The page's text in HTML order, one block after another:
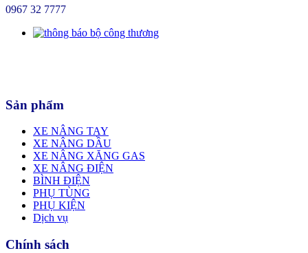
0967 32 7777
Sản phẩm
XE NÂNG TAY
XE NÂNG DẦU
XE NÂNG XĂNG GAS
XE NÂNG ĐIỆN
BÌNH ĐIỆN
PHỤ TÙNG
PHỤ KIỆN
Dịch vụ
Chính sách